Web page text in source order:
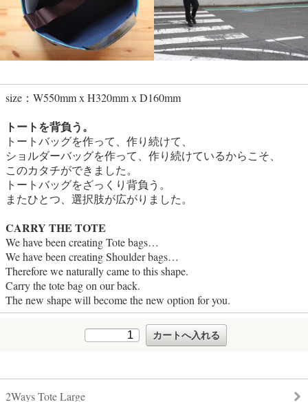
size：W550mm x H320mm x D160mm
トートを背負う。
トートバッグを作って、作り続けて、
ショルダーバッグを作って、作り続けているからこそ、
このカタチができました。
トートバッグをざっくり背負う。
またひとつ、選択肢が広がりました。
CARRY THE TOTE
We have been creating Tote bags…
We have been creating Shoulder bags…
Therefore we naturally came to this shape.
Carry the tote bag on our back.
The new shape will become the new option for you.
2Ways Tote Large